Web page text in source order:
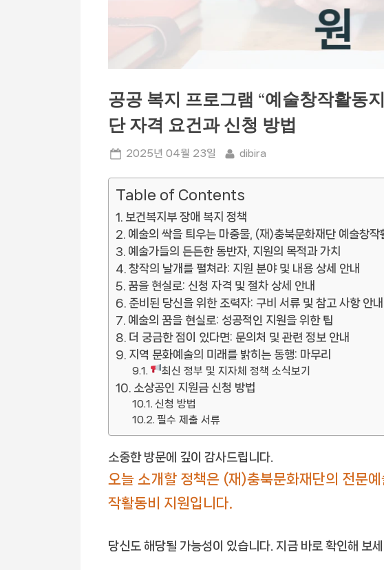
공공 복지 프로그램 “예술창작활동
단 자격 요건과 신청 방법
Posted
2025년 04월 23일 By
dibira
Table of Contents
보건복지부 장애 복지 정책
예술의 싹을 틔우는 마중물, (재)충북문화재단 예술창작
예술가들의 든든한 동반자, 지원의 목적과 가치
창작의 날개를 펼쳐라: 지원 분야 및 내용 상세 안내
꿈을 현실로: 신청 자격 및 절차 상세 안내
준비된 당신을 위한 조력자: 구비 서류 및 참고 사항 안내
예술의 꿈을 현실로: 성공적인 지원을 위한 팁
더 궁금한 점이 있다면: 문의처 및 관련 정보 안내
지역 문화예술의 미래를 밝히는 동행: 마무리
최신 정부 및 지자체 정책 소식보기
소상공인 지원금 신청 방법
신청 방법
필수 제출 서류
소중한 방문에 깊이 감사드립니다.
오늘 소개할 정책은 (재)충북문화재단의 전문
작활동비 지원입니다.
당신도 해당될 가능성이 있습니다. 지금 바로 확인해 보